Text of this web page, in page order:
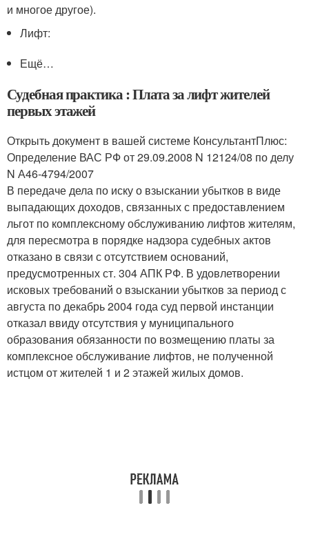
и многое другое).
Лифт:
Ещё…
Судебная практика : Плата за лифт жителей
первых этажей
Открыть документ в вашей системе КонсультантПлюс:
Определение ВАС РФ от 29.09.2008 N 12124/08 по делу
N А46-4794/2007
В передаче дела по иску о взыскании убытков в виде
выпадающих доходов, связанных с предоставлением
льгот по комплексному обслуживанию лифтов жителям,
для пересмотра в порядке надзора судебных актов
отказано в связи с отсутствием оснований,
предусмотренных ст. 304 АПК РФ. В удовлетворении
исковых требований о взыскании убытков за период с
августа по декабрь 2004 года суд первой инстанции
отказал ввиду отсутствия у муниципального
образования обязанности по возмещению платы за
комплексное обслуживание лифтов, не полученной
истцом от жителей 1 и 2 этажей жилых домов.